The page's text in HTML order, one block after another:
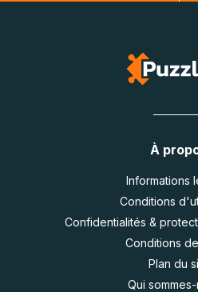
À
Informations
Conditions
Confidentialités &
Conditions
Plan du
Qui